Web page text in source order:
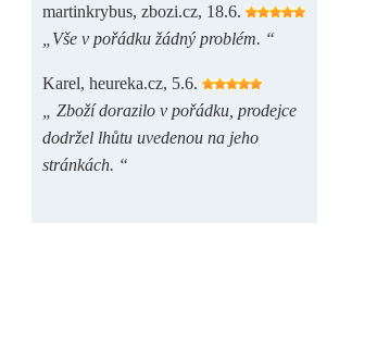
martinkrybus, zbozi.cz, 18.6.
„Vše v pořádku žádný problém. “
Karel, heureka.cz, 5.6.
„ Zboží dorazilo v pořádku, prodejce
dodržel lhůtu uvedenou na jeho
stránkách. “